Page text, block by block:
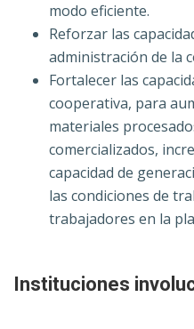
modo eficiente.
Reforzar las
administración de la
Fortalecer las
cooperativa, para
materiales
comercializados,
capacidad de
las condiciones de
trabajadores en la
Instituciones